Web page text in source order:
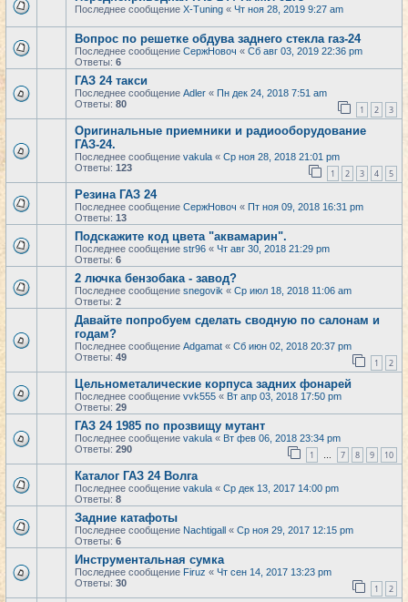
Последнее сообщение X-Tuning « Чт ноя 28, 2019 9:27 am
Вопрос по решетке обдува заднего стекла газ-24
Последнее сообщение СержНовоч « Сб авг 03, 2019 22:36 pm
Ответы: 6
ГАЗ 24 такси
Последнее сообщение Adler « Пн дек 24, 2018 7:51 am
Ответы: 80 1 2 3
Оригинальные приемники и радиооборудование
ГАЗ-24.
Последнее сообщение vakula « Ср ноя 28, 2018 21:01 pm
Ответы: 123 1 2 3 4 5
Резина ГАЗ 24
Последнее сообщение СержНовоч « Пт ноя 09, 2018 16:31 pm
Ответы: 13
Подскажите код цвета "аквамарин".
Последнее сообщение str96 « Чт авг 30, 2018 21:29 pm
Ответы: 6
2 лючка бензобака - завод?
Последнее сообщение snegovik « Ср июл 18, 2018 11:06 am
Ответы: 2
Давайте попробуем сделать сводную по салонам и
годам?
Последнее сообщение Adgamat « Сб июн 02, 2018 20:37 pm
Ответы: 49 1 2
Цельнометалические корпуса задних фонарей
Последнее сообщение vvk555 « Вт апр 03, 2018 17:50 pm
Ответы: 29
ГАЗ 24 1985 по прозвищу мутант
Последнее сообщение vakula « Вт фев 06, 2018 23:34 pm
Ответы: 290 1 … 7 8 9 10
Каталог ГАЗ 24 Волга
Последнее сообщение vakula « Ср дек 13, 2017 14:00 pm
Ответы: 8
Задние катафоты
Последнее сообщение Nachtigall « Ср ноя 29, 2017 12:15 pm
Ответы: 6
Инструментальная сумка
Последнее сообщение Firuz « Чт сен 14, 2017 13:23 pm
Ответы: 30 1 2